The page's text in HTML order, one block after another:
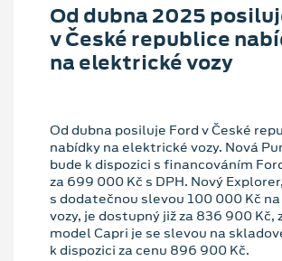
Od dubna 2025
v České republice
na elektrické vozy
Od dubna posiluje Ford v České
nabídky na elektrické vozy. Nová
bude k dispozici s financováním
za 699 000 Kč s DPH. Nový Explorer,
s dodatečnou slevou 100 000 Kč
vozy, je dostupný již za 836 900 Kč,
model Capri je se slevou na
k dispozici za cenu 896 900 Kč.